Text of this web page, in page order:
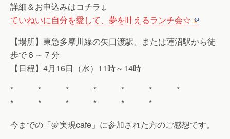
詳細＆お申込みはコチラ↓
ていねいに自分を愛して、夢を叶えるランチ会☆
【場所】東急多摩川線の矢口渡駅、または蓮沼駅から徒
歩で６～７分
【日程】4月16日（水）11時～14時
* * * * * * *
* * * * * *
今までの「夢実現cafe」に参加された方のご感想です。